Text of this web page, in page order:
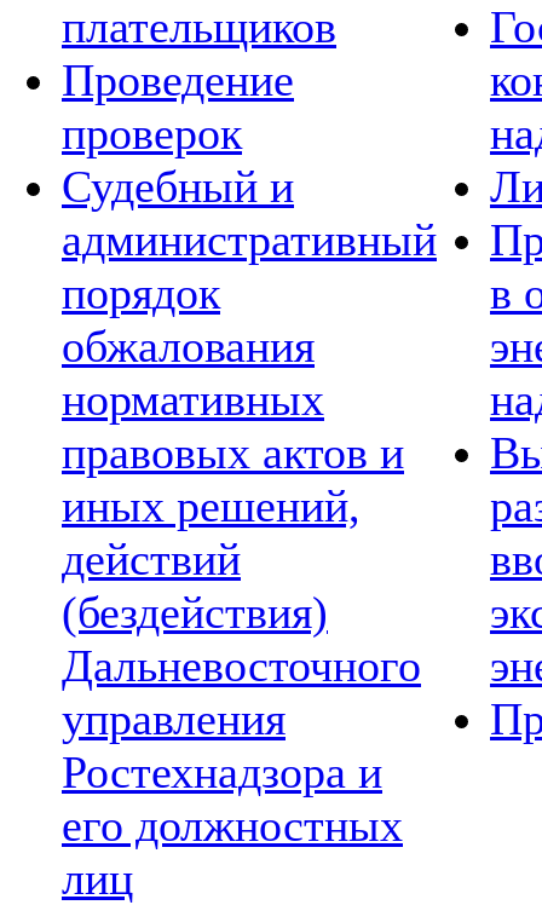
плательщиков
Проведение
проверок
Судебный и
административный
порядок
обжалования
нормативных
правовых актов и
иных решений,
действий
(бездействия)
Дальневосточного
управления
Ростехнадзора и
его должностных
лиц
в